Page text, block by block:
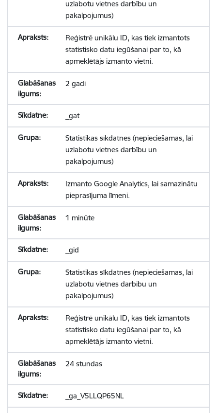
uzlabotu vietnes darbību un
pakalpojumus)
Reģistrē unikālu ID, kas tiek izmantots
statistisko datu iegūšanai par to, kā
apmeklētājs izmanto vietni.
2 gadi
_gat
Statistikas sīkdatnes (nepieciešamas, lai
uzlabotu vietnes darbību un
pakalpojumus)
Izmanto Google Analytics, lai samazinātu
pieprasījuma līmeni.
1 minūte
_gid
Statistikas sīkdatnes (nepieciešamas, lai
uzlabotu vietnes darbību un
pakalpojumus)
Reģistrē unikālu ID, kas tiek izmantots
statistisko datu iegūšanai par to, kā
apmeklētājs izmanto vietni.
24 stundas
_ga_V5LLQP65NL